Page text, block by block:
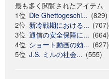
最も多く閲覧されたアイテム
1位 Die Ghettogeschi... (829)
2位 新冷戦期における... (707)
3位 通信の安全保障に... (664)
4位 ショート動画の効... (627)
5位 J.S. ミルの社会... (555)